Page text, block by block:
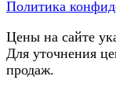
Политика
Цены на сайте
Для уточнения
продаж.